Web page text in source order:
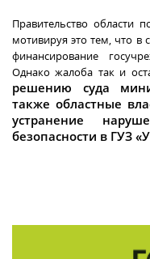
Правительство области
мотивируя это тем, что в
финансирование
Однако жалоба так и
решению суда
также областные
устранение
безопасности в ГУЗ